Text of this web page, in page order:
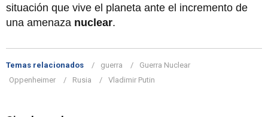
situación que vive el planeta ante el incremento de
una amenaza nuclear.
Temas relacionados guerra
Guerra Nuclear
Oppenheimer
Rusia Vladimir Putin